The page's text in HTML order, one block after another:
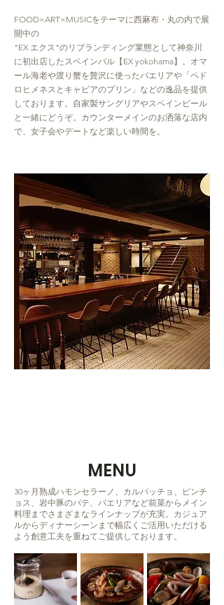
FOOD×ART×MUSICをテーマに西麻布・丸の内で展
開中の
"EX エクス"のリブランディング業態として神奈川
に初出店したスペインバル【EX yokohama】。オマ
ール海老や渡り蟹を贅沢に使ったパエリアや「ペド
ロヒメネスとキャビアのプリン」などの逸品を提供
しております。自家製サングリアやスペインビール
と一緒にどうぞ。カウンターメインのお洒落な店内
で、女子会やデートなど楽しい時間を。
MENU
30ヶ月熟成ハモンセラーノ、カルパッチョ、ピンチ
ョス、岩中豚のパテ、パエリアなど前菜からメイン
料理までさまざまなラインナップが充実。カジュア
ルからディナーシーンまで幅広くご活用いただける
よう創意工夫を重ねてご提供しております。